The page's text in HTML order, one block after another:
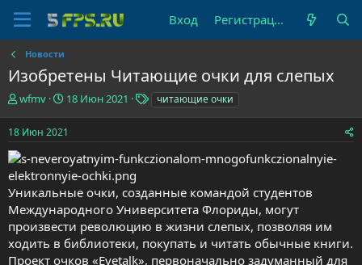
Вход Регистрация
Новости
Изобретены Читающие очки для слепых
А
т
р
т
е
м
ы
wfmv
Д
т
н
а
ч
а
л
а
18 Июн 2021
Тчитающие очки
18 Июн 2021
Уникальные очки, созданные командой студентов
Международного Университета Флориды, могут
произвести революцию в жизни слепых, позволяя им
ходить в библиотеки, покупать и читать обычные книги.
Проект очков «Eyetalk», первоначально задуманный для